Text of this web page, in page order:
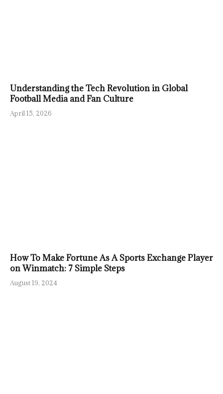
Understanding the Tech Revolution in Global
Football Media and Fan Culture
April 15, 2026
How To Make Fortune As A Sports Exchange Player
on Winmatch: 7 Simple Steps
August 19, 2024